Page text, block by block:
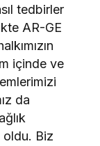
tedbirler
AR-GE
içinde ve
da
oldu. Biz